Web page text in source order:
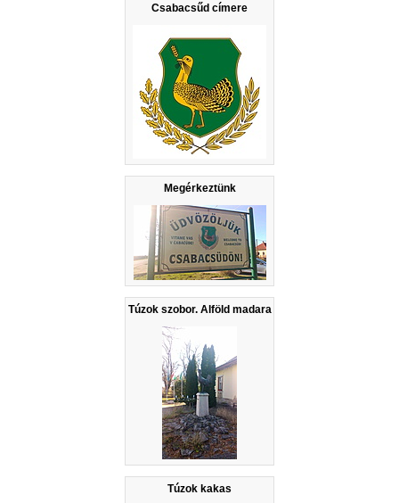
Csabacsűd címere
Megérkeztünk
Túzok szobor. Alföld madara
Túzok kakas